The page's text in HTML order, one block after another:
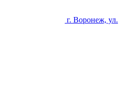
г. Воронеж, ул.